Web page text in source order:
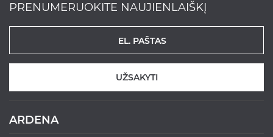
PRENUMERUOKITE NAUJIENLAIŠKĮ
UŽSAKYTI
ARDENA